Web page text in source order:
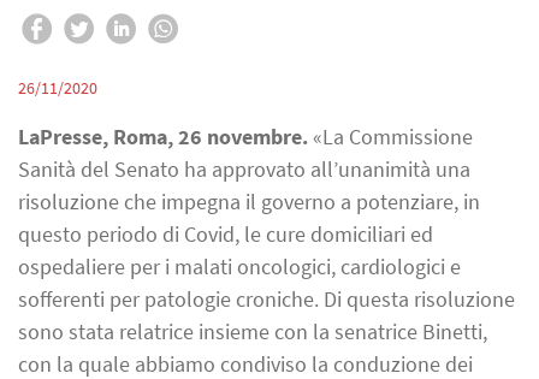
26/11/2020
LaPresse, Roma, 26 novembre.«La Commissione
Sanità del Senato ha approvato all’unanimità una
risoluzione che impegna il governo a potenziare, in
questo periodo di Covid, le cure domiciliari ed
ospedaliere per i malati oncologici, cardiologici e
sofferenti per patologie croniche. Di questa risoluzione
sono stata relatrice insieme con la senatrice Binetti,
con la quale abbiamo condiviso la conduzione dei